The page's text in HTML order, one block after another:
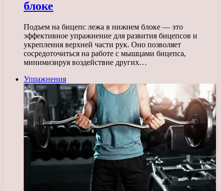
блоке
Подъем на бицепс лежа в нижнем блоке — это
эффективное упражнение для развития бицепсов и
укрепления верхней части рук. Оно позволяет
сосредоточиться на работе с мышцами бицепса,
минимизируя воздействие других…
Упражнения